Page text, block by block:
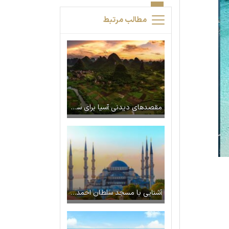
مطالب مرتبط
مقصدهای دیدنی آسیا برای سفرهای نوروزی (قسمت اول)
آشنایی با مسجد سلطان احمد استانبول (مسجد آبی)